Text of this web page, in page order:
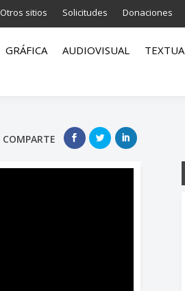
Otros sitios Solicitudes Donaciones
GRÁFICA AUDIOVISUAL
COMPARTE